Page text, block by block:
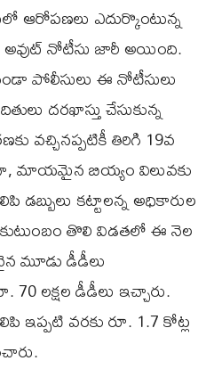
ఎదుర్కొంటున్న
అవుట్ నోటీసు జారీ అయింది.
పోలీసులు ఈ నోటీసులు
దరఖాస్తు చేసుకున్న
వచ్చినప్పటికీ తిరిగి 19వ
మాయమైన బియ్యం విలువకు
కట్టాలన్న అధికారుల
తొలి విడతలో ఈ నెల
మూడు డీడీలు
లక్షల డీడీలు ఇచ్చారు.
ఇప్పటి వరకు రూ. 1.7 కోట్ల